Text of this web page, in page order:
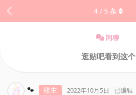
闲聊
逛贴吧看到这个
4 / 5 条
🐾 楼主 2022年10月5日 已编辑